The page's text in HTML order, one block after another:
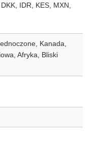
IDR, KES, MXN,
Kanada,
Afryka, Bliski